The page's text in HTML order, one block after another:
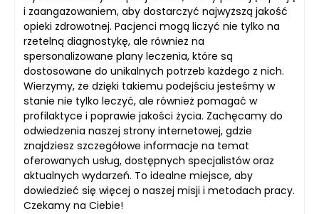
i zaangażowaniem, aby dostarczyć najwyższą jakość
opieki zdrowotnej. Pacjenci mogą liczyć nie tylko na
rzetelną diagnostykę, ale również na
spersonalizowane plany leczenia, które są
dostosowane do unikalnych potrzeb każdego z nich.
Wierzymy, że dzięki takiemu podejściu jesteśmy w
stanie nie tylko leczyć, ale również pomagać w
profilaktyce i poprawie jakości życia. Zachęcamy do
odwiedzenia naszej strony internetowej, gdzie
znajdziesz szczegółowe informacje na temat
oferowanych usług, dostępnych specjalistów oraz
aktualnych wydarzeń. To idealne miejsce, aby
dowiedzieć się więcej o naszej misji i metodach pracy.
Czekamy na Ciebie!